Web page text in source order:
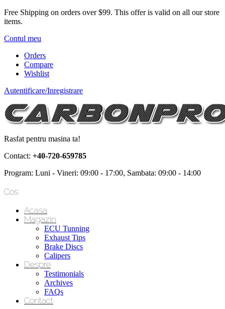
Free Shipping on orders over $99. This offer is valid on all our store
items.
Contul meu
Orders
Compare
Wishlist
Autentificare/Inregistrare
Rasfat pentru masina ta!
Contact: +40-720-659785
Program: Luni - Vineri: 09:00 - 17:00, Sambata: 09:00 - 14:00
Cos
Acasa
Magazin
ECU Tunning
Exhaust Tips
Brake Discs
Calipers
Despre
Testimonials
Archives
FAQs
Contact